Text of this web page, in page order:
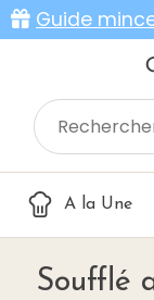
Guide
A la Une
Soufflé